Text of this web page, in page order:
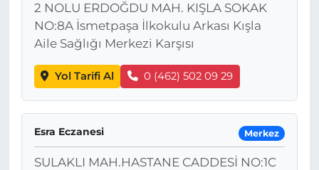
2 NOLU ERDOĞDU MAH. KIŞLA SOKAK
NO:8A İsmetpaşa İlkokulu Arkası Kışla
Aile Sağlığı Merkezi Karşısı
Yol Tarifi Al 0 (462) 502 09 29
Esra Eczanesi Merkez
SULAKLI MAH.HASTANE CADDESİ NO:1C